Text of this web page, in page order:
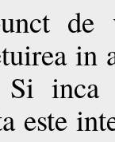
de
in
Si inca
este